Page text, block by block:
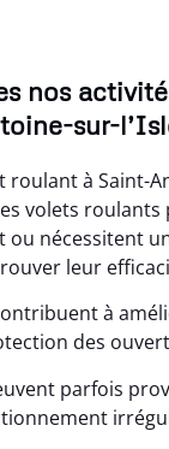
nos
sur-
roulant à Saint-
volets roulants
ou nécessitent
leur
à
des
parfois